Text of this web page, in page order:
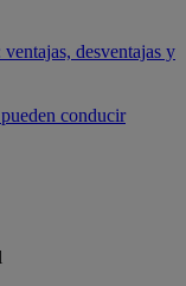
desventajas y
conducir